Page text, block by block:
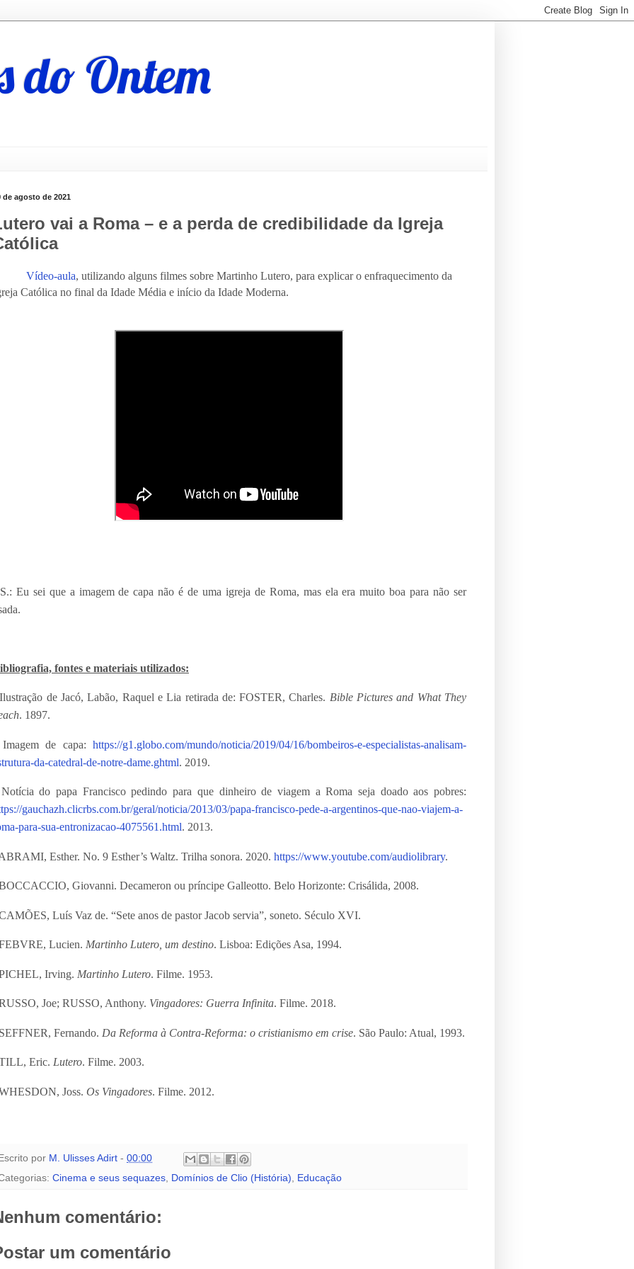
do Ontem
de agosto de 2021
vai a Roma – e a perda de credibilidade da Igreja
Vídeo-aula, utilizando alguns filmes sobre Martinho Lutero, para explicar o enfraquecimento da
Católica no final da Idade Média e início da Idade Moderna.
Eu sei que a imagem de capa não é de uma igreja de Roma, mas ela era muito boa para não ser
fontes e materiais utilizados:
de Jacó, Labão, Raquel e Lia retirada de: FOSTER, Charles. Bible Pictures and What They
. 1897.
de capa: https://g1.globo.com/mundo/noticia/2019/04/16/bombeiros-e-especialistas-analisam-
da-catedral-de-notre-dame.ghtml. 2019.
do papa Francisco pedindo para que dinheiro de viagem a Roma seja doado aos pobres:
gauchazh.clicrbs.com.br/geral/noticia/2013/03/papa-francisco-pede-a-argentinos-que-nao-viajem-a-
para-sua-entronizacao-4075561.html. 2013.
Esther. No. 9 Esther’s Waltz. Trilha sonora. 2020. https://www.youtube.com/audiolibrary.
Giovanni. Decameron ou príncipe Galleotto. Belo Horizonte: Crisálida, 2008.
Luís Vaz de. “Sete anos de pastor Jacob servia”, soneto. Século XVI.
Lucien. Martinho Lutero, um destino. Lisboa: Edições Asa, 1994.
Irving. Martinho Lutero. Filme. 1953.
Joe; RUSSO, Anthony. Vingadores: Guerra Infinita. Filme. 2018.
Fernando. Da Reforma à Contra-Reforma: o cristianismo em crise. São Paulo: Atual, 1993.
Eric. Lutero. Filme. 2003.
Joss. Os Vingadores. Filme. 2012.
Escrito por M. Ulisses Adirt - 00:00
Cinema e seus sequazes Domínios de Clio (História) Educação
comentário:
um comentário